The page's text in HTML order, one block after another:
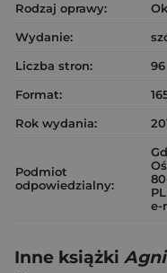
Rodzaj oprawy:
Wydanie:
Liczba stron:
96
Format:
Rok wydania:
Podmiot
odpowiedzialny:
PL
e-
Inne książki